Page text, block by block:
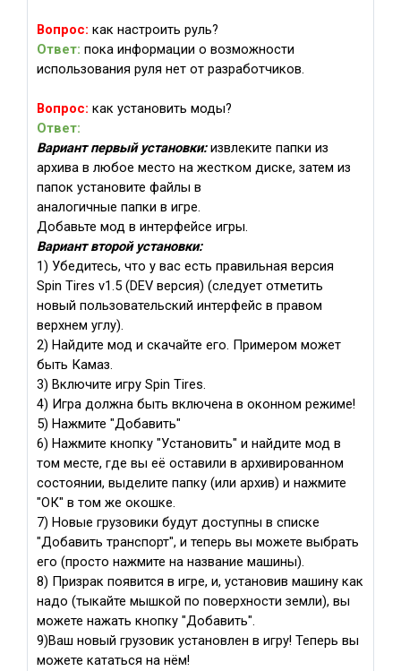
Вопрос: как настроить руль?
Ответ: пока информации о возможности
использования руля нет от разработчиков.
Вопрос: как установить моды?
Ответ:
Вариант первый установки:извлеките папки из
архива в любое место на жестком диске, затем из
папок установите файлы в
аналогичные папки в игре.
Добавьте мод в интерфейсе игры.
Вариант второй установки:
1) Убедитесь, что у вас есть правильная версия
Spin Tires v1.5 (DEV версия) (следует отметить
новый пользовательский интерфейс в правом
верхнем углу).
2) Найдите мод и скачайте его. Примером может
быть Камаз.
3) Включите игру Spin Tires.
4) Игра должна быть включена в оконном режиме!
5) Нажмите "Добавить"
6) Нажмите кнопку "Установить" и найдите мод в
том месте, где вы её оставили в архивированном
состоянии, выделите папку (или архив) и нажмите
"ОК" в том же окошке.
7) Новые грузовики будут доступны в списке
"Добавить транспорт", и теперь вы можете выбрать
его (просто нажмите на название машины).
8) Призрак появится в игре, и, установив машину как
надо (тыкайте мышкой по поверхности земли), вы
можете нажать кнопку "Добавить".
9)Ваш новый грузовик установлен в игру! Теперь вы
можете кататься на нём!